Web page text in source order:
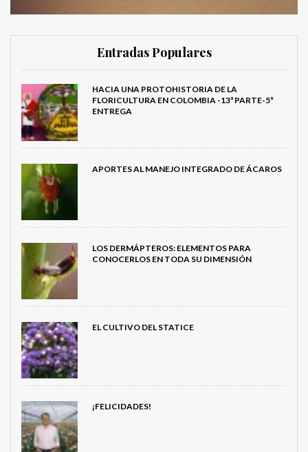
Entradas Populares
HACIA UNA PROTOHISTORIA DE LA
FLORICULTURA EN COLOMBIA -13ª PARTE-5ª
ENTREGA
APORTES AL MANEJO INTEGRADO DE ÁCAROS
LOS DERMÁPTEROS: ELEMENTOS PARA
CONOCERLOS EN TODA SU DIMENSIÓN
EL CULTIVO DEL STATICE
¡FELICIDADES!